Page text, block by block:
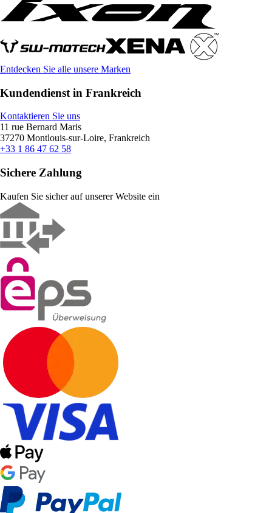
Entdecken Sie alle unsere Marken
Kundendienst in Frankreich
Kontaktieren Sie uns
11 rue Bernard Maris
37270 Montlouis-sur-Loire, Frankreich
+33 1 86 47 62 58
Sichere Zahlung
Kaufen Sie sicher auf unserer Website ein